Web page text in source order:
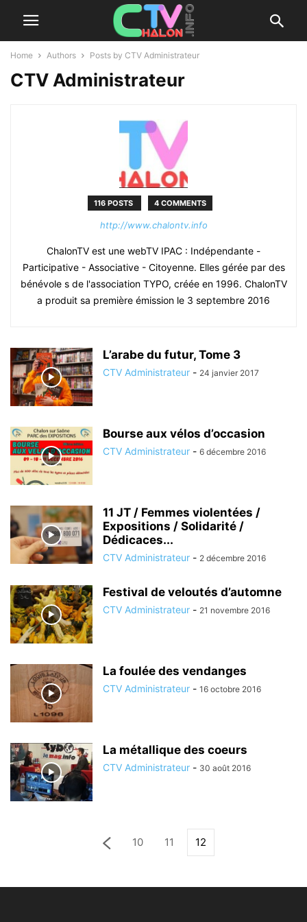
Home Authors Posts by CTV Administrateur
CTV Administrateur
116 POSTS 4 COMMENTS
http://www.chalontv.info
ChalonTV est une webTV IPAC : Indépendante -
Participative - Associative - Citoyenne. Elles gérée par des
bénévole s de l'association TYPO, créée en 1996. ChalonTV
a produit sa première émission le 3 septembre 2016
L’arabe du futur, Tome 3
CTV Administrateur - 24 janvier 2017
Bourse aux vélos d’occasion
CTV Administrateur - 6 décembre 2016
11 JT / Femmes violentées /
Expositions / Solidarité /
Dédicaces...
CTV Administrateur - 2 décembre 2016
Festival de veloutés d’automne
CTV Administrateur - 21 novembre 2016
La foulée des vendanges
CTV Administrateur - 16 octobre 2016
La métallique des coeurs
CTV Administrateur - 30 août 2016
10 11 12